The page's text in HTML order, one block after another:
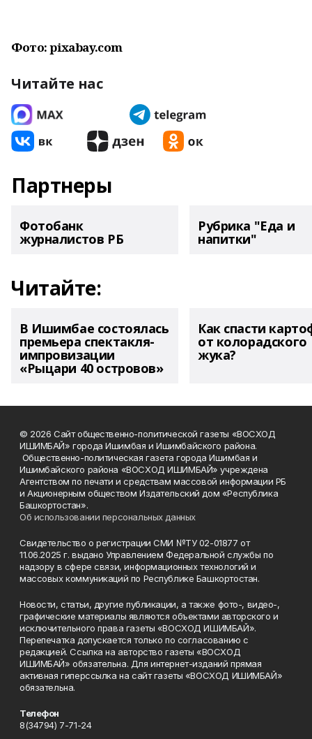
Фото: pixabay.com
Читайте нас
Партнеры
Фотобанк
журналистов РБ
Рубрика "Еда и
напитки"
Читайте:
В Ишимбае состоялась
премьера спектакля-
импровизации
«Рыцари 40 островов»
Как спасти
от колорадского
жука?
© 2026 Сайт общественно-политической газеты «ВОСХОД
ИШИМБАЙ» города Ишимбая и Ишимбайского района.
Общественно-политическая газета города Ишимбая и
Ишимбайского района «ВОСХОД ИШИМБАЙ» учреждена
Агентством по печати и средствам массовой информации РБ
и Акционерным обществом Издательский дом «Республика
Башкортостан».
Об использовании персональных данных
Свидетельство о регистрации СМИ №ТУ 02-01877 от
11.06.2025 г. выдано Управлением Федеральной службы по
надзору в сфере связи, информационных технологий и
массовых коммуникаций по Республике Башкортостан.
Новости, статьи, другие публикации, а также фото-, видео-,
графические материалы являются объектами авторского и
исключительного права газеты «ВОСХОД ИШИМБАЙ».
Перепечатка допускается только по согласованию с
редакцией. Ссылка на авторство газеты «ВОСХОД
ИШИМБАЙ» обязательна. Для интернет-изданий прямая
активная гиперссылка на сайт газеты «ВОСХОД ИШИМБАЙ»
обязательна.
Телефон
8(34794) 7-71-24